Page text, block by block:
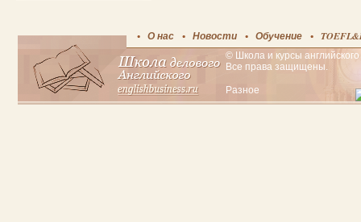
О нас Новости Обучение
© Школа и курсы
Все права защищены.
Разное